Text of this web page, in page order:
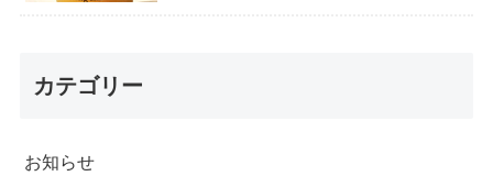
カテゴリー
お知らせ